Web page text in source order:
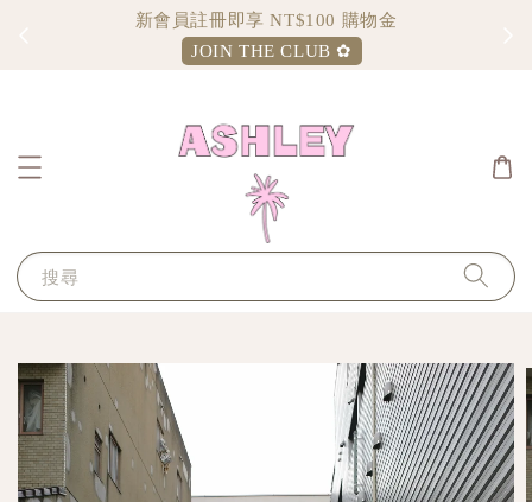
Sign up and enjoy $100 shopping credit
JOIN THE CLUB ✿
搜尋